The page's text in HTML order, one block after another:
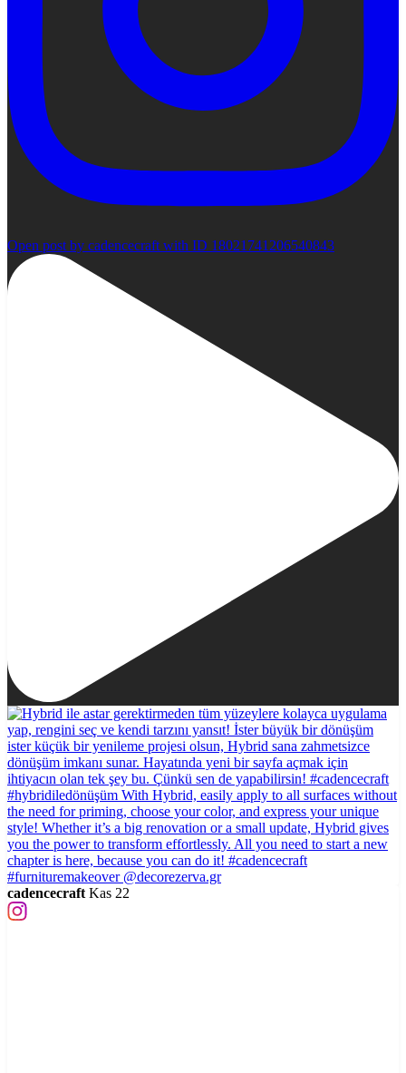
Open post by cadencecraft with ID 18021741206540843
cadencecraft Kas 22